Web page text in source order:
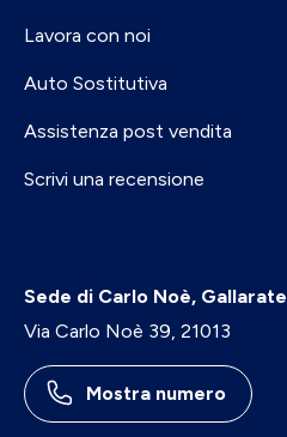
Lavora con noi
Auto Sostitutiva
Assistenza post vendita
Scrivi una recensione
Sede di Carlo Noè, Gallarate
Via Carlo Noè 39, 21013
Mostra numero